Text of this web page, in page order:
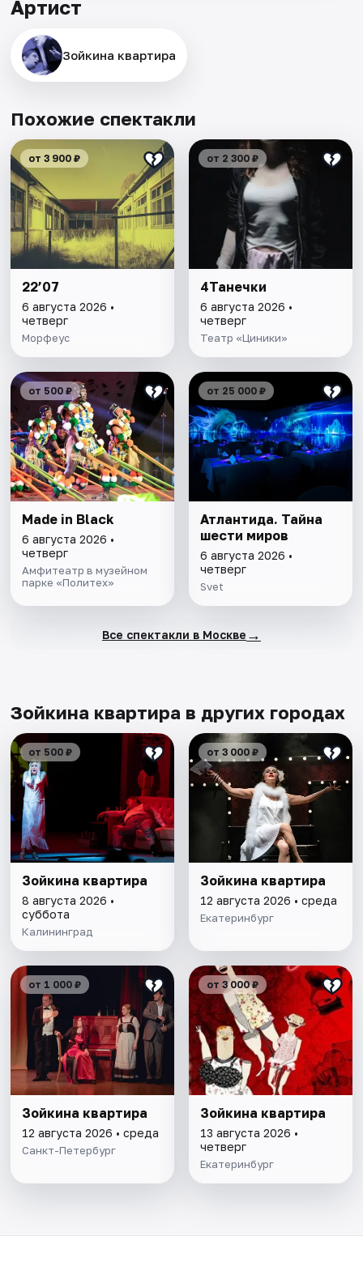
Артист
Зойкина квартира
Похожие спектакли
от 3 900 ₽
22’07
6 августа 2026 •
четверг
Морфеус
от 2 300 ₽
4Танечки
6 августа 2026 •
четверг
Театр «Циники»
от 500 ₽
Made in Black
6 августа 2026 •
четверг
Амфитеатр в музейном
парке «Политех»
от 25 000 ₽
Атлантида. Тайна
шести миров
6 августа 2026 •
четверг
Svet
Все спектакли в Москве →
Зойкина квартира в других городах
от 500 ₽
Зойкина квартира
8 августа 2026 •
суббота
Калининград
от 3 000 ₽
Зойкина квартира
12 августа 2026 • среда
Екатеринбург
от 1 000 ₽
Зойкина квартира
12 августа 2026 • среда
Санкт-Петербург
от 3 000 ₽
Зойкина квартира
13 августа 2026 •
четверг
Екатеринбург